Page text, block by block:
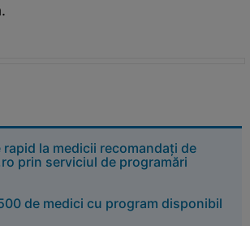
la medicii recomandați de
prin serviciul de programări
de medici cu program disponibil